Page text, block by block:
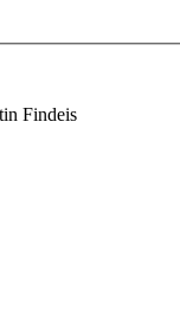
Findeis